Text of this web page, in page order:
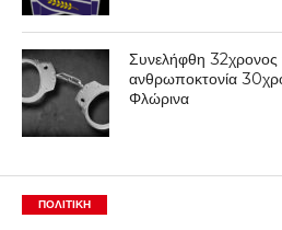
Συνελήφθη 32χρονος
ανθρωποκτονία
Φλώρινα
ΠΟΛΙΤΙΚΉ